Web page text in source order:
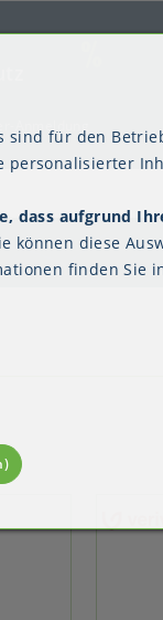
& Reinigung
Kimberly-
Überschuhe
sind für den
personalisierter
dass aufgrund
können diese
finden Sie